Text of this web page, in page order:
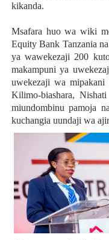
kikanda.
Msafara huo wa wiki
Equity Bank Tanzania
ya wawekezaji 200
makampuni ya
uwekezaji wa mipakani
Kilimo-biashara,
miundombinu pamoja
kuchangia uundaji wa